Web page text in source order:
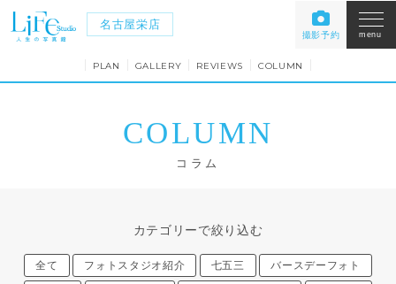
名古屋栄店
撮影予約 menu
PLAN GALLERY REVIEWS COLUMN
COLUMN
コラム
カテゴリーで絞り込む
全て フォトスタジオ紹介 七五三
バースデーフォト